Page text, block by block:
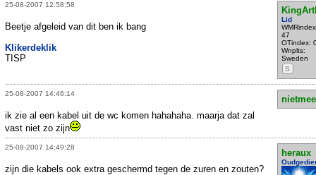
25-08-2007 12:58:58
Lid
47
OTindex:
Wnplts:
Sweden
S
Beetje afgeleid van dit ben ik bang
Klikerdeklik
TISP
25-08-2007 14:46:14
ik zie al een kabel uit de wc komen hahahaha. maarja dat zal
vast niet zo zijn
25-08-2007 14:49:28
heraux
zijn die kabels ook extra geschermd tegen de zuren en zouten?